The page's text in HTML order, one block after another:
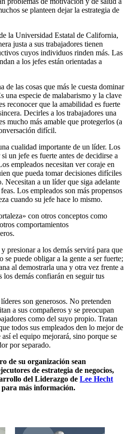
se planteen dejar la estrategia de
la Universidad Estatal de California,
justa a sus trabajadores tienen
cuyos individuos rinden más. Las
a los jefes están orientadas a
de las cosas que más le cuesta dominar
una especie de malabarismo y la clave
reconocer que la amabilidad es fuerte
Decirles a los trabajadores una
mucho más amable que protegerlos (a
difícil.
cualidad importante de un líder. Los
un jefe es fuerte antes de decidirse a
empleados necesitan ver coraje en
que pueda tomar decisiones difíciles
Necesitan a un líder que siga adelante
Los empleados son más propensos
cuando su jefe hace lo mismo.
con otros conceptos como
comportamientos
presionar a los demás servirá para que
se puede obligar a la gente a ser fuerte;
al demostrarla una y otra vez frente a
los demás confiarán en seguir tus
son generosos. No pretenden
a sus compañeros y se preocupan
como del suyo propio. Tratan
todos sus empleados den lo mejor de
el equipo mejorará, sino porque se
por separado.
de su organización sean
de estrategia de negocios,
del Liderazgo de Lee Hecht
para más información.